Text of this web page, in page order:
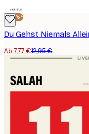
-40%*
Ab 7,77 €12,95 €